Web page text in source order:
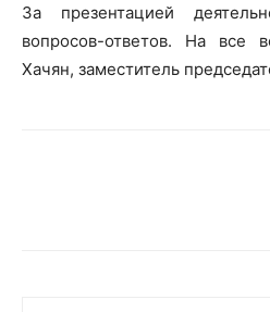
За презентацией
вопросов-ответов. На все
Хачян, заместитель